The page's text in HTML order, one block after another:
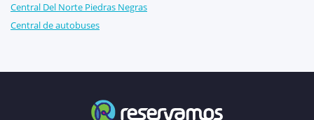
Central Del Norte Piedras Negras
Central de autobuses